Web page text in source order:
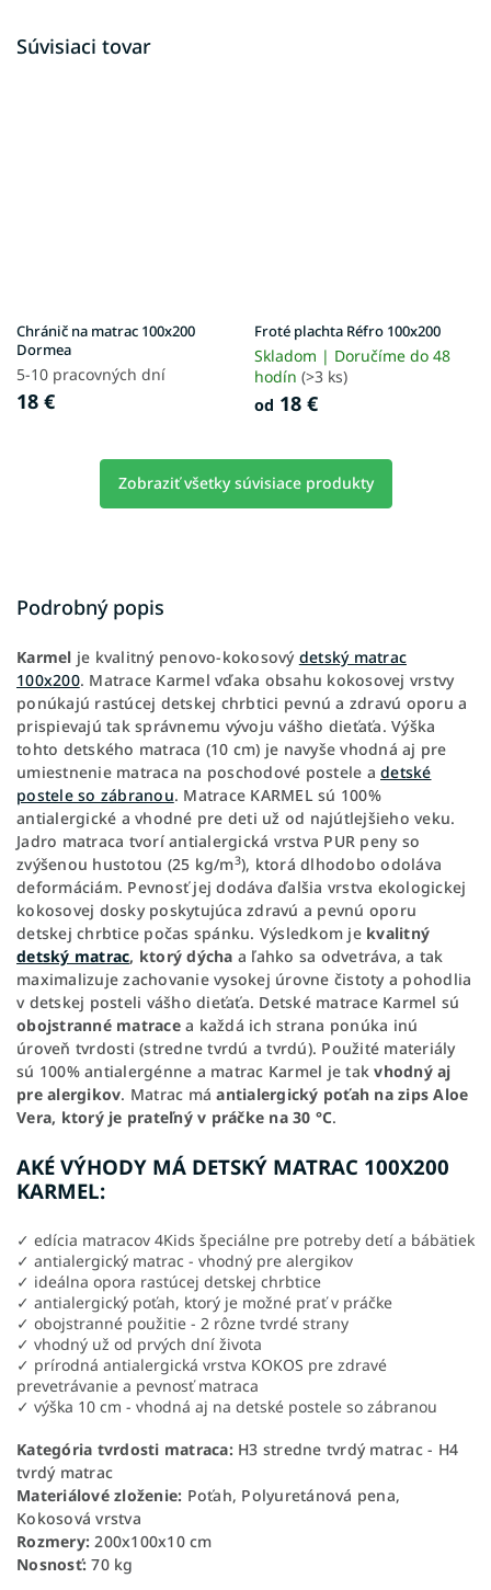
Súvisiaci tovar
Chránič na matrac 100x200
Dormea
5-10 pracovných dní
18 €
Froté plachta Réfro 100x200
Skladom | Doručíme do 48
hodín (>3 ks)
od 18 €
Zobraziť všetky súvisiace produkty
Podrobný popis
Karmel je kvalitný penovo-kokosový detský matrac
100x200. Matrace Karmel vďaka obsahu kokosovej vrstvy
ponúkajú rastúcej detskej chrbtici pevnú a zdravú oporu a
prispievajú tak správnemu vývoju vášho dieťaťa. Výška
tohto detského matraca (10 cm) je navyše vhodná aj pre
umiestnenie matraca na poschodové postele a detské
postele so zábranou. Matrace KARMEL sú 100%
antialergické a vhodné pre deti už od najútlejšieho veku.
Jadro matraca tvorí antialergická vrstva PUR peny so
zvýšenou hustotou (25 kg/m3), ktorá dlhodobo odoláva
deformáciám. Pevnosť jej dodáva ďalšia vrstva ekologickej
kokosovej dosky poskytujúca zdravú a pevnú oporu
detskej chrbtice počas spánku. Výsledkom je kvalitný
detský matrac, ktorý dýcha a ľahko sa odvetráva, a tak
maximalizuje zachovanie vysokej úrovne čistoty a pohodlia
v detskej posteli vášho dieťaťa. Detské matrace Karmel sú
obojstranné matrace a každá ich strana ponúka inú
úroveň tvrdosti (stredne tvrdú a tvrdú). Použité materiály
sú 100% antialergénne a matrac Karmel je tak vhodný aj
pre alergikov. Matrac máantialergický poťah na zips Aloe
Vera, ktorý je prateľný v práčke na 30 °C.
AKÉ VÝHODY MÁ DETSKÝ MATRAC 100X200
KARMEL:
✓ edícia matracov 4Kids špeciálne pre potreby detí a bábätiek
✓ antialergický matrac - vhodný pre alergikov
✓ ideálna opora rastúcej detskej chrbtice
✓ antialergický poťah, ktorý je možné prať v práčke
✓ obojstranné použitie - 2 rôzne tvrdé strany
✓ vhodný už od prvých dní života
✓ prírodná antialergická vrstva KOKOS pre zdravé
prevetrávanie a pevnosť matraca
✓ výška 10 cm - vhodná aj na detské postele so zábranou
Kategória tvrdosti matraca: H3 stredne tvrdý matrac - H4
tvrdý matrac
Materiálové zloženie: Poťah, Polyuretánová pena,
Kokosová vrstva
Rozmery:200x100x10 cm
Nosnosť: 70 kg